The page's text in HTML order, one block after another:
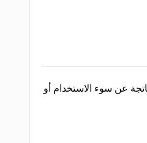
الناتجة عن سوء الاستخدام أو